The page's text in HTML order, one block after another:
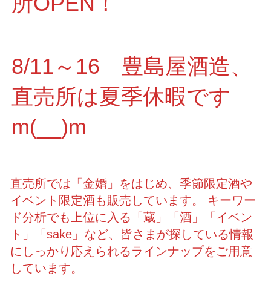
8/11～16 豊島屋酒造、
直売所は夏季休暇です
m(__)m
直売所では「金婚」をはじめ、季節限定酒や
イベント限定酒も販売しています。 キーワー
ド分析でも上位に入る「蔵」「酒」「イベン
ト」「sake」など、皆さまが探している情報
にしっかり応えられるラインナップをご用意
しています。